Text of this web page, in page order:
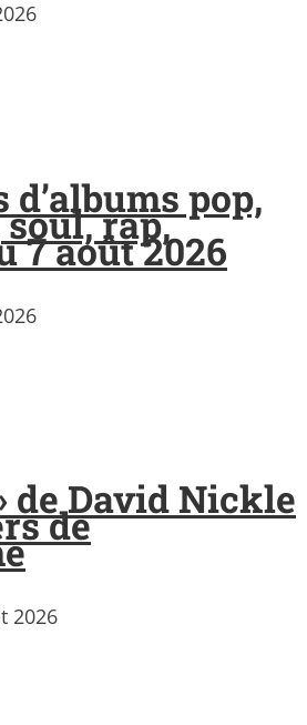
d’albums pop,
rap,
7 août 2026
de David Nickle
de
2026